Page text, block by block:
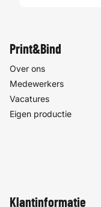
Print&Bind
Over ons
Medewerkers
Vacatures
Eigen productie
Klantinformatie